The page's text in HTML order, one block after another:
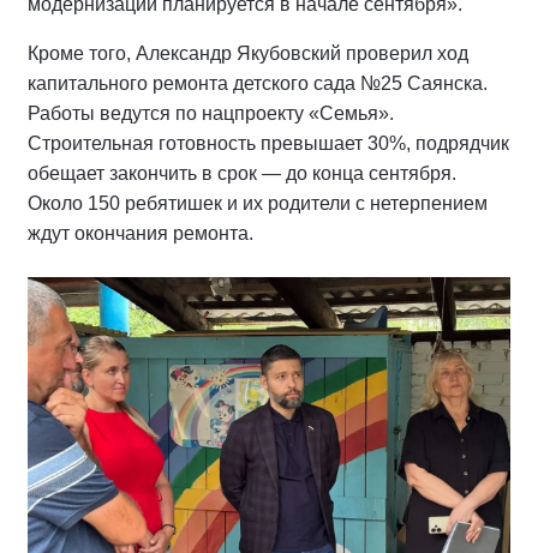
модернизации планируется в начале сентября».
Кроме того, Александр Якубовский проверил ход
капитального ремонта детского сада №25 Саянска.
Работы ведутся по нацпроекту «Семья».
Строительная готовность превышает 30%, подрядчик
обещает закончить в срок — до конца сентября.
Около 150 ребятишек и их родители с нетерпением
ждут окончания ремонта.